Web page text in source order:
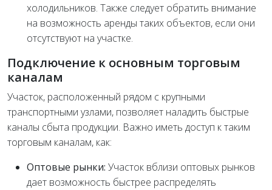
холодильников. Также следует обратить внимание
на возможность аренды таких объектов, если они
отсутствуют на участке.
Подключение к основным торговым
каналам
Участок, расположенный рядом с крупными
транспортными узлами, позволяет наладить быстрые
каналы сбыта продукции. Важно иметь доступ к таким
торговым каналам, как:
Оптовые рынки: Участок вблизи оптовых рынков
дает возможность быстрее распределять